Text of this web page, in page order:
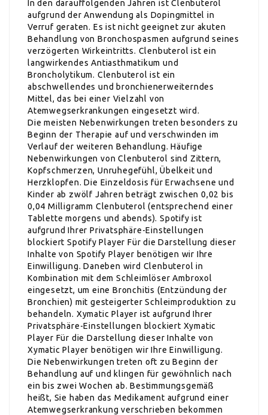
In den darauffolgenden Jahren ist Clenbuterol
aufgrund der Anwendung als Dopingmittel in
Verruf geraten. Es ist nicht geeignet zur akuten
Behandlung von Bronchospasmen aufgrund seines
verzögerten Wirkeintritts. Clenbuterol ist ein
langwirkendes Antiasthmatikum und
Broncholytikum. Clenbuterol ist ein
abschwellendes und bronchienerweiterndes
Mittel, das bei einer Vielzahl von
Atemwegserkrankungen eingesetzt wird.
Die meisten Nebenwirkungen treten besonders zu
Beginn der Therapie auf und verschwinden im
Verlauf der weiteren Behandlung. Häufige
Nebenwirkungen von Clenbuterol sind Zittern,
Kopfschmerzen, Unruhegefühl, Übelkeit und
Herzklopfen. Die Einzeldosis für Erwachsene und
Kinder ab zwölf Jahren beträgt zwischen 0,02 bis
0,04 Milligramm Clenbuterol (entsprechend einer
Tablette morgens und abends). Spotify ist
aufgrund Ihrer Privatsphäre-Einstellungen
blockiert Spotify Player Für die Darstellung dieser
Inhalte von Spotify Player benötigen wir Ihre
Einwilligung. Daneben wird Clenbuterol in
Kombination mit dem Schleimlöser Ambroxol
eingesetzt, um eine Bronchitis (Entzündung der
Bronchien) mit gesteigerter Schleimproduktion zu
behandeln. Xymatic Player ist aufgrund Ihrer
Privatsphäre-Einstellungen blockiert Xymatic
Player Für die Darstellung dieser Inhalte von
Xymatic Player benötigen wir Ihre Einwilligung.
Die Nebenwirkungen treten oft zu Beginn der
Behandlung auf und klingen für gewöhnlich nach
ein bis zwei Wochen ab. Bestimmungsgemäß
heißt, Sie haben das Medikament aufgrund einer
Atemwegserkrankung verschrieben bekommen